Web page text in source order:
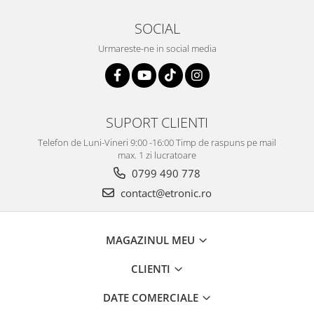
SOCIAL
Urmareste-ne in social media
SUPORT CLIENTI
Telefon de Luni-Vineri 9:00 -16:00 Timp de raspuns pe mail
max. 1 zi lucratoare
0799 490 778
contact@etronic.ro
MAGAZINUL MEU
CLIENTI
DATE COMERCIALE